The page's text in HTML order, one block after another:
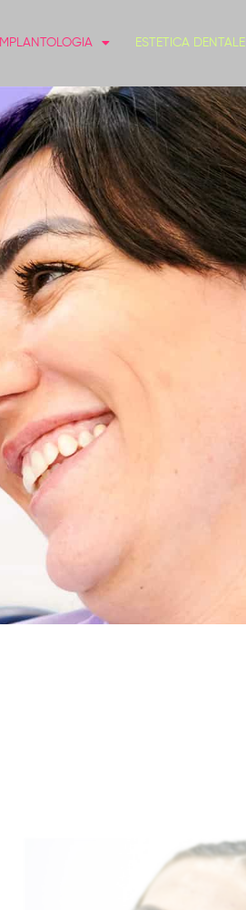
IMPLANTOLOGIA ESTETICA DENTALE